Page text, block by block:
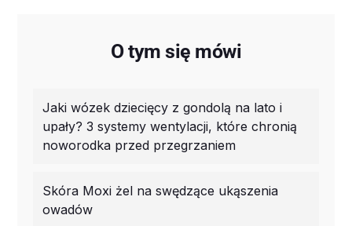
O tym się mówi
Jaki wózek dziecięcy z gondolą na lato i
upały? 3 systemy wentylacji, które chronią
noworodka przed przegrzaniem
Skóra Moxi żel na swędzące ukąszenia
owadów